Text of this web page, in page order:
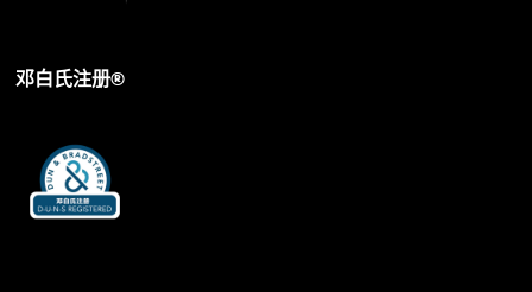
邓白氏注册®